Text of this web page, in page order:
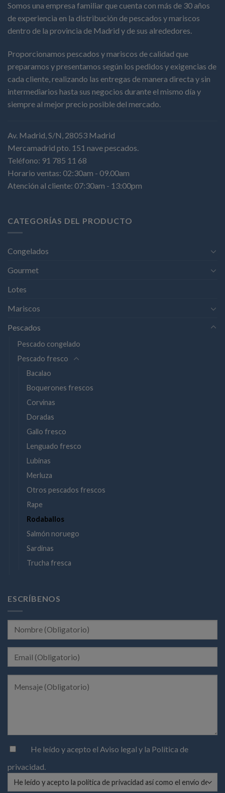
Somos una empresa familiar que cuenta con más de 30 años
de experiencia en la distribución de pescados y mariscos
dentro de la provincia de Madrid y de sus alrededores.
Proporcionamos pescados y mariscos de calidad que
preparamos y presentamos según los pedidos y exigencias de
cada cliente, realizando las entregas de manera directa y sin
intermediarios hasta sus negocios durante el mismo día y
siempre al mejor precio posible del mercado.
Av. Madrid, S/N, 28053 Madrid
Mercamadrid pto. 151 nave pescados.
Teléfono: 91 785 11 68
Horario ventas: 02:30am - 09.00am
Atención al cliente: 07:30am - 13:00pm
CATEGORÍAS DEL PRODUCTO
Congelados
Gourmet
Lotes
Mariscos
Pescados
Pescado congelado
Pescado fresco
Bacalao
Boquerones frescos
Corvinas
Doradas
Gallo fresco
Lenguado fresco
Lubinas
Merluza
Otros pescados frescos
Rape
Rodaballos
Salmón noruego
Sardinas
Trucha fresca
ESCRÍBENOS
He leído y acepto elAviso legaly la Política de
privacidad.